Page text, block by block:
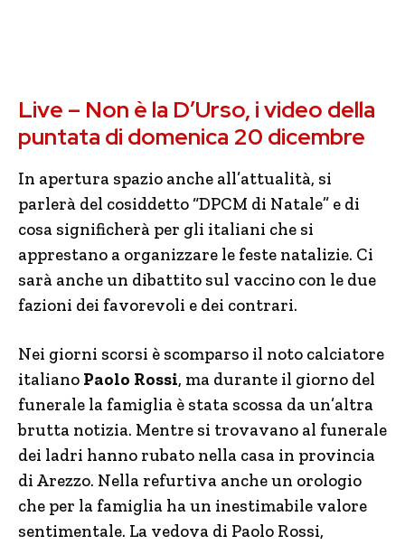
Live – Non è la D’Urso, i video della
puntata di domenica 20 dicembre
In apertura spazio anche all’attualità, si
parlerà del cosiddetto “DPCM di Natale” e di
cosa significherà per gli italiani che si
apprestano a organizzare le feste natalizie. Ci
sarà anche un dibattito sul vaccino con le due
fazioni dei favorevoli e dei contrari.
Nei giorni scorsi è scomparso il noto calciatore
italiano Paolo Rossi, ma durante il giorno del
funerale la famiglia è stata scossa da un’altra
brutta notizia. Mentre si trovavano al funerale
dei ladri hanno rubato nella casa in provincia
di Arezzo. Nella refurtiva anche un orologio
che per la famiglia ha un inestimabile valore
sentimentale. La vedova di Paolo Rossi,